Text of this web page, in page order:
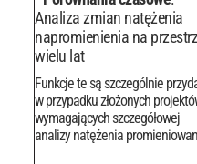
Analiza zmian natężenia
napromienienia na
wielu lat
Funkcje te są szczególnie
w przypadku złożonych
wymagających szczegółowej
analizy natężenia